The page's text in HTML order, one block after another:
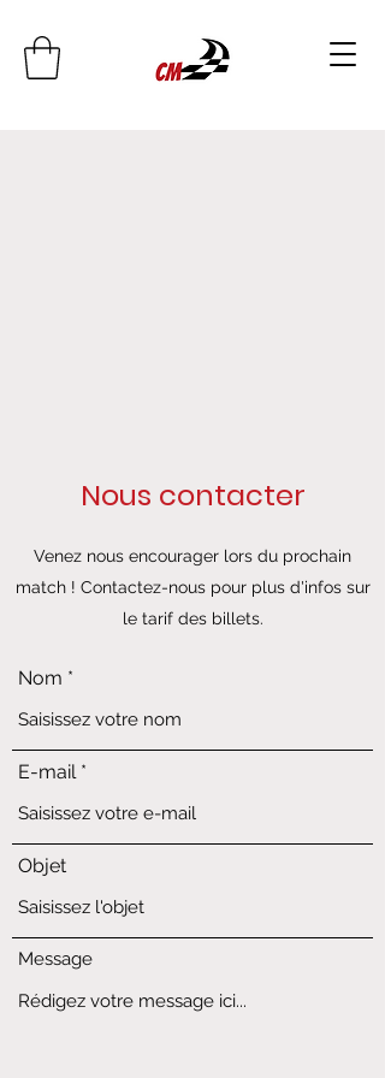
Nous contacter
Venez nous encourager lors du prochain
match ! Contactez-nous pour plus d'infos sur
le tarif des billets.
Nom
E-mail
Objet
Message